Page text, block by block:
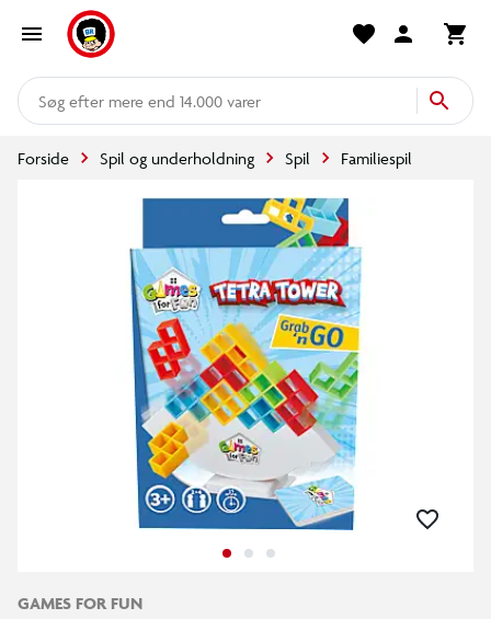
mere end 14.000 varer
Forside Spil og underholdning Spil Familiespil
GAMES FOR FUN